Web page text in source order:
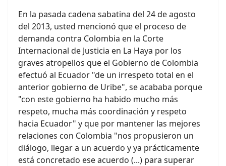
En la pasada cadena sabatina del 24 de agosto
del 2013, usted mencionó que el proceso de
demanda contra Colombia en la Corte
Internacional de Justicia en La Haya por los
graves atropellos que el Gobierno de Colombia
efectuó al Ecuador "de un irrespeto total en el
anterior gobierno de Uribe", se acababa porque
"con este gobierno ha habido mucho más
respeto, mucha más coordinación y respeto
hacia Ecuador" y que por mantener las mejores
relaciones con Colombia "nos propusieron un
diálogo, llegar a un acuerdo y ya prácticamente
está concretado ese acuerdo (...) para superar